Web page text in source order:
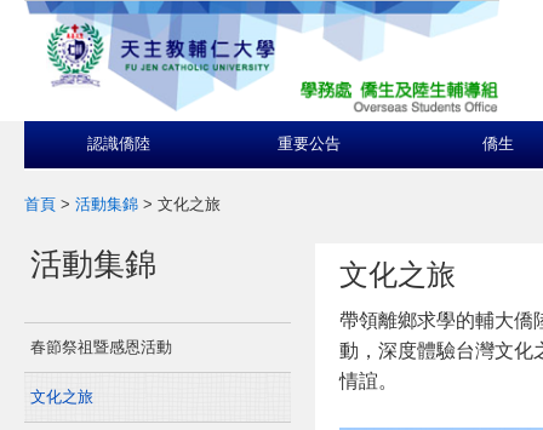
認識僑陸 重要公告 僑生
首頁 > 活動集錦 > 文化之旅
活動集錦
春節祭祖暨感恩活動
文化之旅
文化之旅
帶領離鄉求學的輔大僑
動，深度體驗台灣文化
情誼。